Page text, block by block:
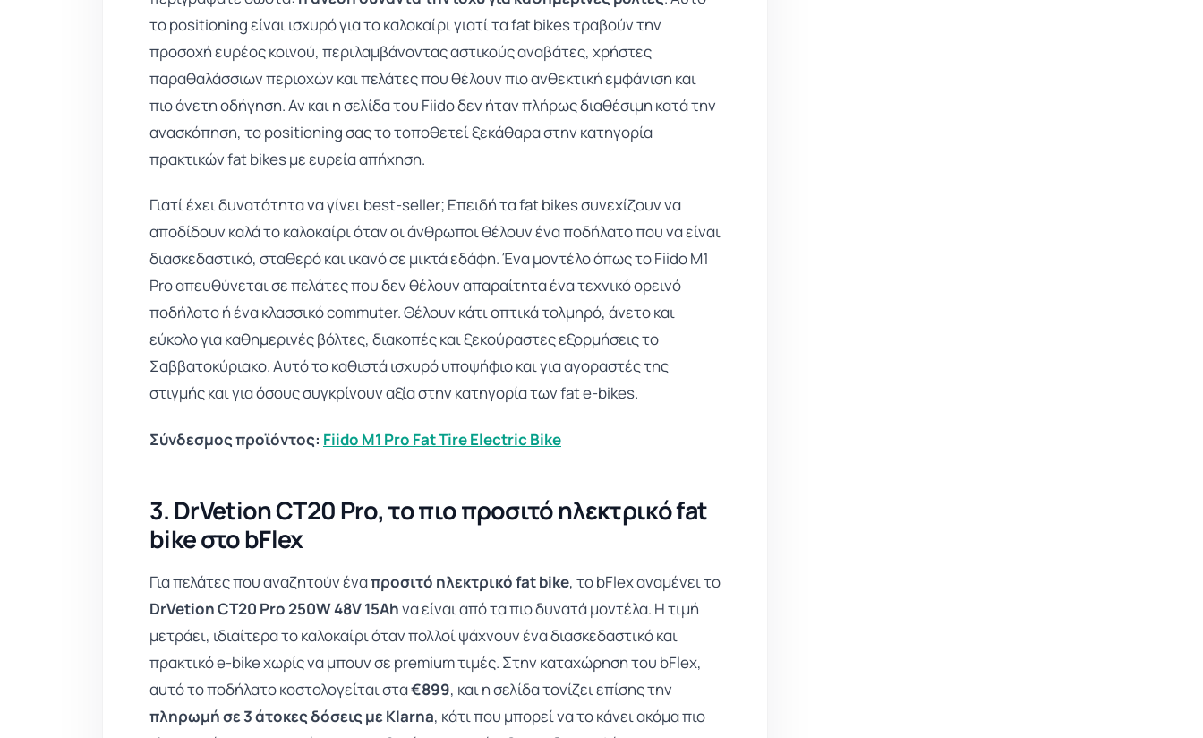
το positioning είναι ισχυρό για το καλοκαίρι γιατί τα fat bikes τραβούν την
προσοχή ευρέος κοινού, περιλαμβάνοντας αστικούς αναβάτες, χρήστες
παραθαλάσσιων περιοχών και πελάτες που θέλουν πιο ανθεκτική εμφάνιση και
πιο άνετη οδήγηση. Αν και η σελίδα του Fiido δεν ήταν πλήρως διαθέσιμη κατά την
ανασκόπηση, το positioning σας το τοποθετεί ξεκάθαρα στην κατηγορία
πρακτικών fat bikes με ευρεία απήχηση.
Γιατί έχει δυνατότητα να γίνει best-seller; Επειδή τα fat bikes συνεχίζουν να
αποδίδουν καλά το καλοκαίρι όταν οι άνθρωποι θέλουν ένα ποδήλατο που να είναι
διασκεδαστικό, σταθερό και ικανό σε μικτά εδάφη. Ένα μοντέλο όπως το Fiido M1
Pro απευθύνεται σε πελάτες που δεν θέλουν απαραίτητα ένα τεχνικό ορεινό
ποδήλατο ή ένα κλασσικό commuter. Θέλουν κάτι οπτικά τολμηρό, άνετο και
εύκολο για καθημερινές βόλτες, διακοπές και ξεκούραστες εξορμήσεις το
Σαββατοκύριακο. Αυτό το καθιστά ισχυρό υποψήφιο και για αγοραστές της
στιγμής και για όσους συγκρίνουν αξία στην κατηγορία των fat e-bikes.
Σύνδεσμος προϊόντος: Fiido M1 Pro Fat Tire Electric Bike
3. DrVetion CT20 Pro, το πιο προσιτό ηλεκτρικό fat
bike στο bFlex
Για πελάτες που αναζητούν έναπροσιτό ηλεκτρικό fat bike, το bFlex αναμένει το
DrVetion CT20 Pro 250W 48V 15Ahνα είναι από τα πιο δυνατά μοντέλα. Η τιμή
μετράει, ιδιαίτερα το καλοκαίρι όταν πολλοί ψάχνουν ένα διασκεδαστικό και
πρακτικό e-bike χωρίς να μπουν σε premium τιμές. Στην καταχώρηση του bFlex,
αυτό το ποδήλατο κοστολογείται στα€899, και η σελίδα τονίζει επίσης την
πληρωμή σε 3 άτοκες δόσεις με Klarna, κάτι που μπορεί να το κάνει ακόμα πιο